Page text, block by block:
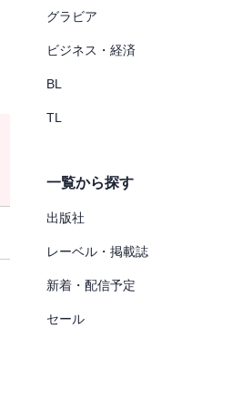
グラビア
ビジネス・経済
BL
TL
一覧から探す
出版社
レーベル・掲載誌
新着・配信予定
セール